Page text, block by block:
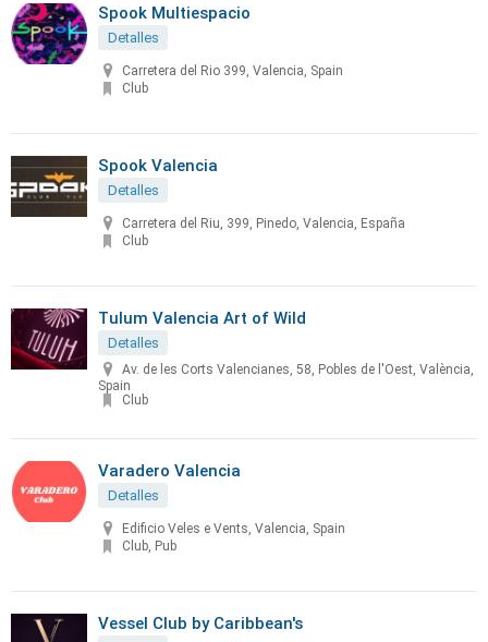
Spook Multiespacio
Detalles
Carretera del Rio 399, Valencia, Spain
Club
Spook Valencia
Detalles
Carretera del Riu, 399, Pinedo, Valencia, España
Club
Tulum Valencia Art of Wild
Detalles
Av. de les Corts Valencianes, 58, Pobles de l'Oest, València,
Spain
Club
Varadero Valencia
Detalles
Edificio Veles e Vents, Valencia, Spain
Club, Pub
Vessel Club by Caribbean's